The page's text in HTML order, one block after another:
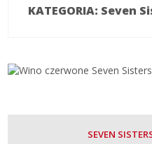
KATEGORIA: Seven
SEVEN